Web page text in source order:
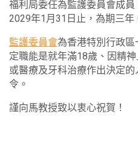
福利局委任為監護委員會成
2029年1月31日止，為期三年
監護委員會為香港特別行政
定職能是就年滿18歲、因精
或醫療及牙科治療作出決定
令。
謹向馬教授致以衷心祝賀！